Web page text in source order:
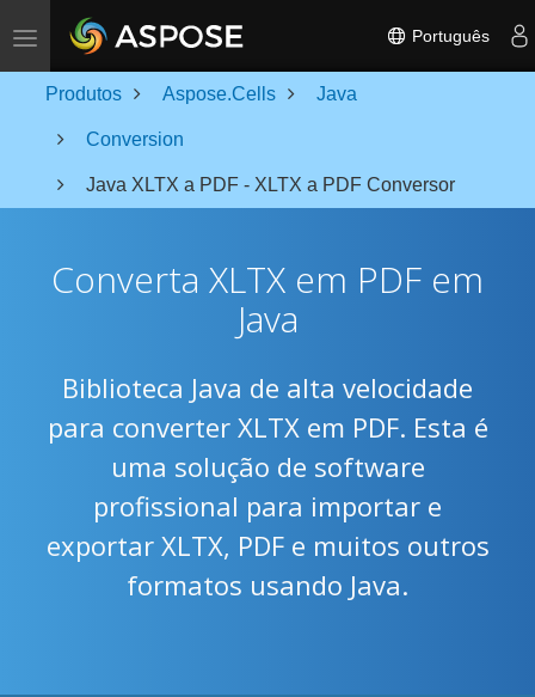
Toggle navigation Português
Produtos Aspose.Cells Java
Conversion
Java XLTX a PDF - XLTX a PDF Conversor
Converta XLTX em PDF em
Java
Biblioteca Java de alta velocidade
para converter XLTX em PDF. Esta é
uma solução de software
profissional para importar e
exportar XLTX, PDF e muitos outros
formatos usando Java.